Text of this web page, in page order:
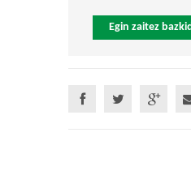
Egin zaitez